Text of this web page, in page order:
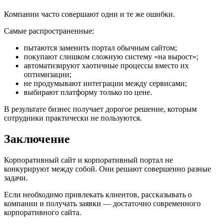
Компании часто совершают одни и те же ошибки.
Самые распространенные:
пытаются заменить портал обычным сайтом;
покупают слишком сложную систему «на вырост»;
автоматизируют хаотичные процессы вместо их
оптимизации;
не продумывают интеграции между сервисами;
выбирают платформу только по цене.
В результате бизнес получает дорогое решение, которым
сотрудники практически не пользуются.
Заключение
Корпоративный сайт и корпоративный портал не
конкурируют между собой. Они решают совершенно разные
задачи.
Если необходимо привлекать клиентов, рассказывать о
компании и получать заявки — достаточно современного
корпоративного сайта.